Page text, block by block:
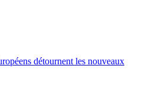
détournent les nouveaux